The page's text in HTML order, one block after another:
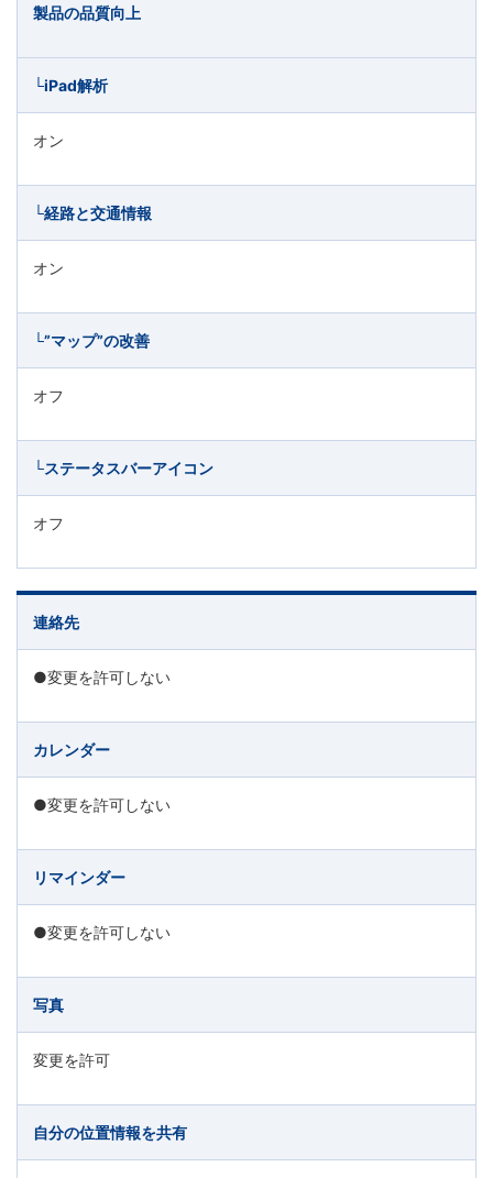
製品の品質向上
└iPad解析
オン
└経路と交通情報
オン
└”マップ”の改善
オフ
└ステータスバーアイコン
オフ
連絡先
●変更を許可しない
カレンダー
●変更を許可しない
リマインダー
●変更を許可しない
写真
変更を許可
自分の位置情報を共有